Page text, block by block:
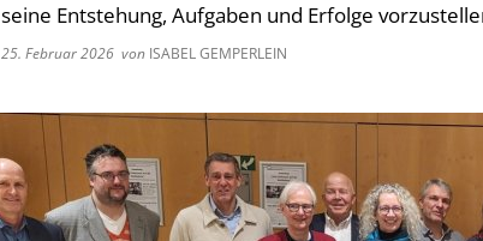
seine Entstehung, Aufgaben und Erfolge
25. Februar 2026 von ISABEL GEMPERLEIN